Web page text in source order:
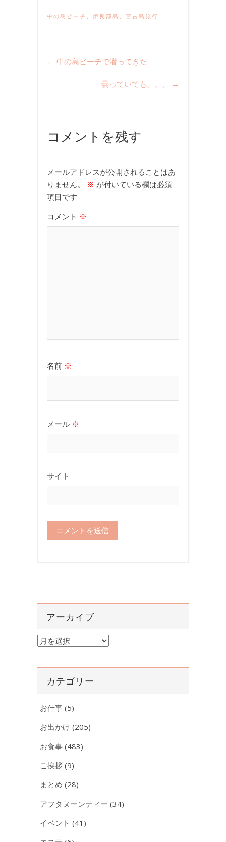
中の島ビーチ 伊良部島 宮古島旅行
← 中の島ビーチで潜ってきた
曇っていても、、、 →
コメントを残す
メールアドレスが公開されることはあ
りません。
※ が付いている欄は必須
項目です
コメント ※
名前 ※
メール ※
サイト
アーカイブ
ア
カ
カテゴリー
お仕事 (5)
お出かけ (205)
お食事 (483)
ご挨拶 (9)
まとめ (28)
アフタヌーンティー (34)
イベント (41)